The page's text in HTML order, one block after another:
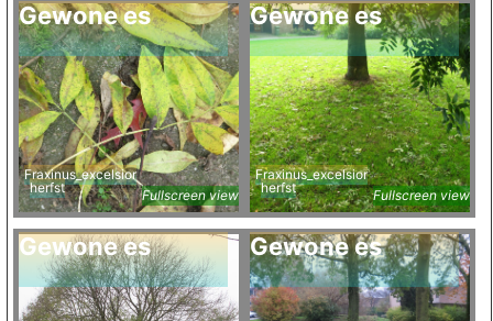
Gewone es
Fraxinus_excelsior
herfst
Fullscreen view
Gewone es
Fraxinus_excelsior
herfst
Fullscreen view
Gewone es Gewone es